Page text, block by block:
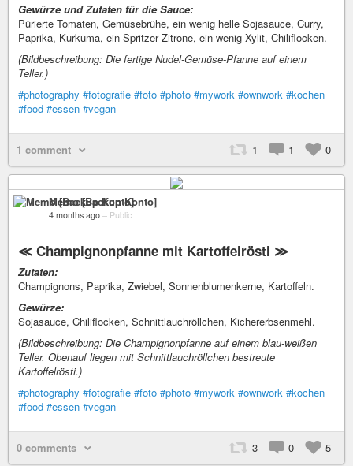
Gewürze und Zutaten für die Sauce:
Pürierte Tomaten, Gemüsebrühe, ein wenig helle Sojasauce, Curry,
Paprika, Kurkuma, ein Spritzer Zitrone, ein wenig Xylit, Chiliflocken.
(Bildbeschreibung: Die fertige Nudel-Gemüse-Pfanne auf einem
Teller.)
#photography #fotografie #foto #photo #mywork #ownwork #kochen
#food #essen #vegan
1 comment 1 1 0
Memo [Backup Konto]
4 months ago – Public
≪ Champignonpfanne mit Kartoffelrösti ≫
Zutaten:
Champignons, Paprika, Zwiebel, Sonnenblumenkerne, Kartoffeln.
Gewürze:
Sojasauce, Chiliflocken, Schnittlauchröllchen, Kichererbsenmehl.
(Bildbeschreibung: Die Champignonpfanne auf einem blau-weißen
Teller. Obenauf liegen mit Schnittlauchröllchen bestreute
Kartoffelrösti.)
#photography #fotografie #foto #photo #mywork #ownwork #kochen
#food #essen #vegan
0 comments 3 0 5